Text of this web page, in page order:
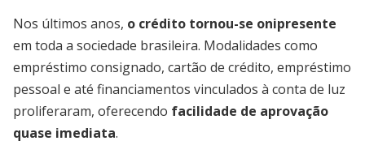
Nos últimos anos, o crédito tornou-se onipresente
em toda a sociedade brasileira. Modalidades como
empréstimo consignado, cartão de crédito, empréstimo
pessoal e até financiamentos vinculados à conta de luz
proliferaram, oferecendo facilidade de aprovação
quase imediata.